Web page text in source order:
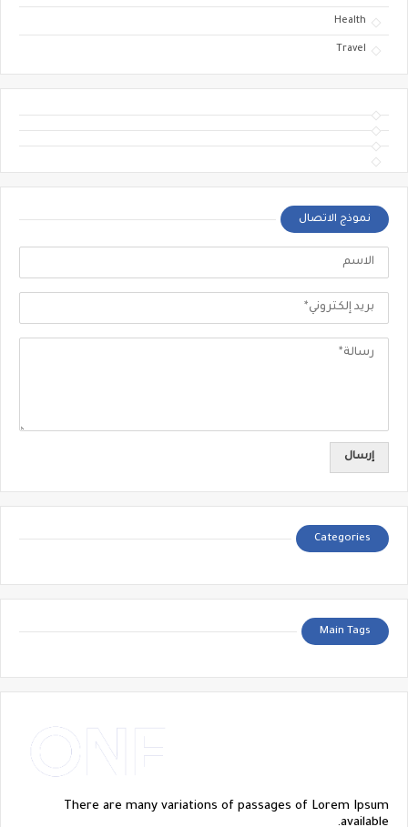
Health
Travel
نموذج الاتصال
Categories
Main Tags
There are many variations of passages of Lorem Ipsum
available.